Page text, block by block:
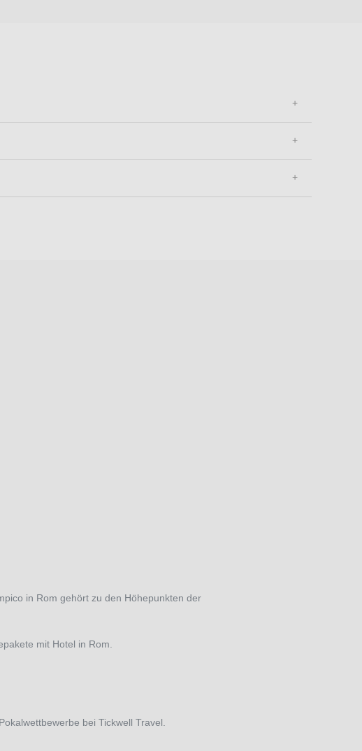
in Rom gehört zu den Höhepunkten der
mit Hotel in Rom.
bei Tickwell Travel.